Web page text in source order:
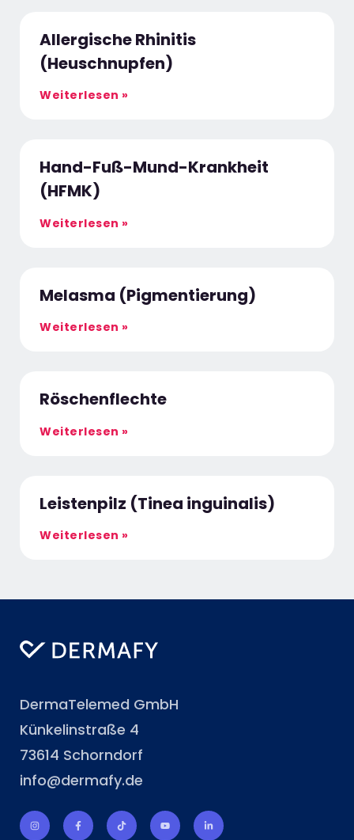
Allergische Rhinitis
(Heuschnupfen)
Weiterlesen »
Hand-Fuß-Mund-Krankheit
(HFMK)
Weiterlesen »
Melasma (Pigmentierung)
Weiterlesen »
Röschenflechte
Weiterlesen »
Leistenpilz (Tinea inguinalis)
Weiterlesen »
DermaTelemed GmbH
Künkelinstraße 4
73614 Schorndorf
info@dermafy.de